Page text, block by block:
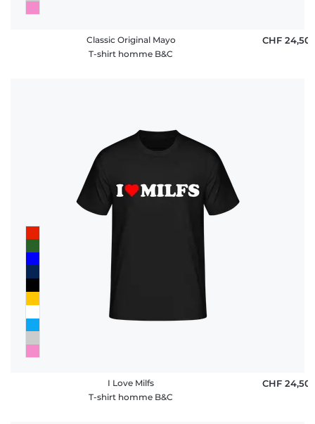
Classic Original Mayo
T-shirt homme B&C
CHF 24,50
I Love Milfs
T-shirt homme B&C
CHF 24,50